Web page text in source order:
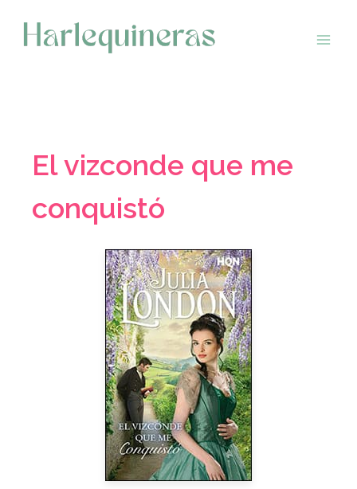
contenido
El vizconde que me
conquistó